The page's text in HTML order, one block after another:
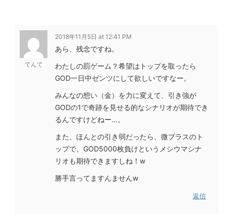
てんて
2018年11月5日 at 12:41 PM
あら、残念ですね。
わたしの罰ゲーム？希望はトップを取ったら
GOD一日中ゼンツにして欲しいですなー。
みんなの想い（金）を力に変えて、引き強が
GODの1で奇跡を見せる的なシナリオが期待でき
るんですけどねー…。
また、ほんとの引き弱だったら、微プラスのト
ップで、GOD5000枚負けというメシウマシナ
リオも期待できますしね！w
勝手言ってますんませんw
返信